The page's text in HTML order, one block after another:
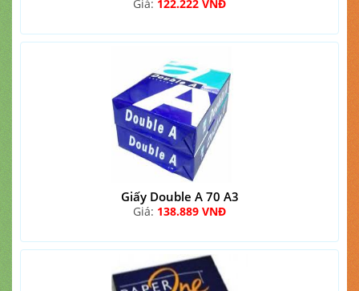
Giá: 122.222 VNĐ
Giấy Double A 70 A3
Giá: 138.889 VNĐ